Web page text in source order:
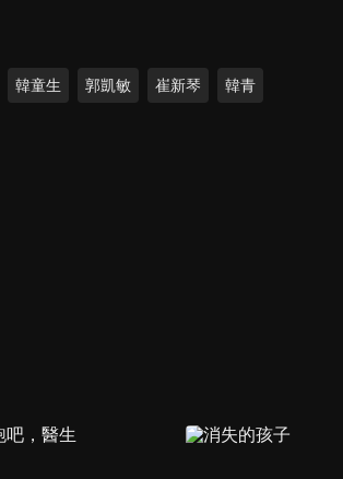
韓童生 郭凱敏 崔新琴 韓青